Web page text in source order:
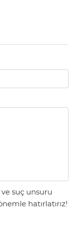
suç unsuru
hatırlatırız!